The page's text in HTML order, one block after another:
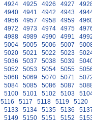
4924 4925 4926 4927
4940 4941 4942 4943
4956 4957 4958 4959
4972 4973 4974 4975
4988 4989 4990 4991
5004 5005 5006 5007
5020 5021 5022 5023
5036 5037 5038 5039
5052 5053 5054 5055
5068 5069 5070 5071
5084 5085 5086 5087
5100 5101 5102 5103
5116 5117 5118 5119
5120
5133 5134 5135 5136
5149 5150 5151 5152